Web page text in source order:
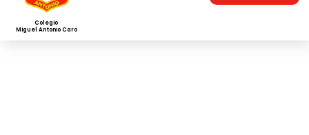
Colegio
Miguel Antonio Caro